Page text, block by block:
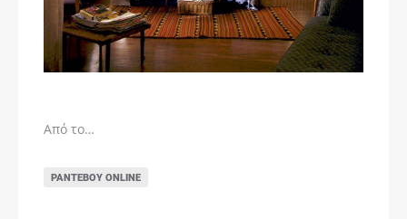
Από το…
ΡΑΝΤΕΒΟΎ ONLINE